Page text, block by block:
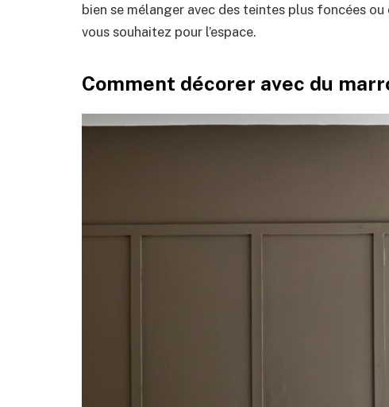
bien se mélanger avec des teintes plus foncées
vous souhaitez pour l’espace.
Comment décorer avec du